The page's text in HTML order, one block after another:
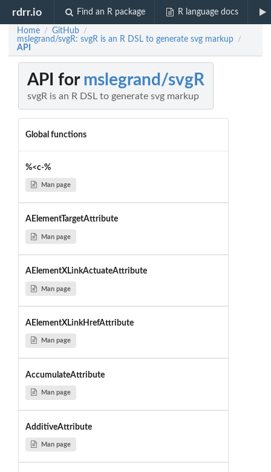
rdrr.io Find an R package R language docs
Home / GitHub /
mslegrand/svgR: svgR is an R DSL to generate svg markup /
API
API for mslegrand/svgR
svgR is an R DSL to generate svg markup
Global functions
%<c-%
Man page
AElementTargetAttribute
Man page
AElementXLinkActuateAttribute
Man page
AElementXLinkHrefAttribute
Man page
AccumulateAttribute
Man page
AdditiveAttribute
Man page